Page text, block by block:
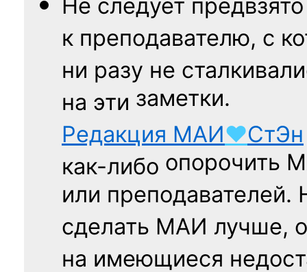
Не следует
к преподавателю, с
ни разу не
на эти заметки.
Редакция МАИ♥СтЭн
как-либо опорочить
или
сделать МАИ лучше,
на имеющиеся